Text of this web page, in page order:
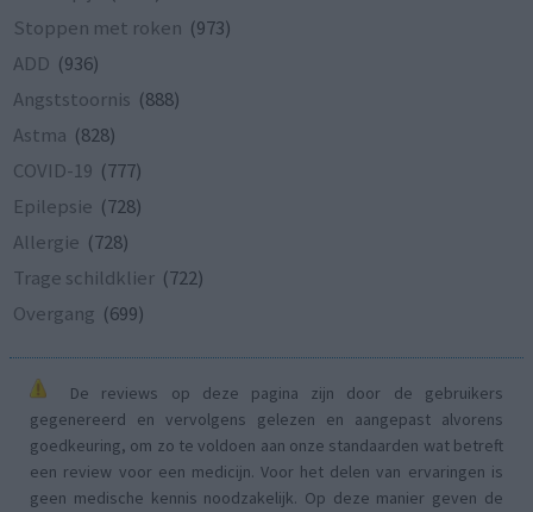
Stoppen met roken (973)
ADD (936)
Angststoornis (888)
Astma (828)
COVID-19 (777)
Epilepsie (728)
Allergie (728)
Trage schildklier (722)
Overgang (699)
De reviews op deze pagina zijn door de gebruikers
gegenereerd en vervolgens gelezen en aangepast alvorens
goedkeuring, om zo te voldoen aan onze standaarden wat betreft
een review voor een medicijn. Voor het delen van ervaringen is
geen medische kennis noodzakelijk. Op deze manier geven de